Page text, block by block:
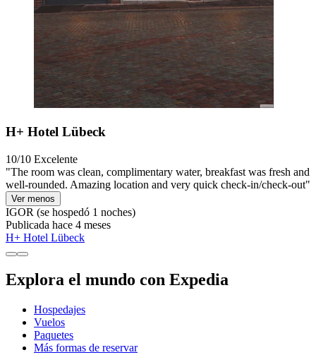
H+ Hotel Lübeck
10/10 Excelente
"The room was clean, complimentary water, breakfast was fresh and
well-rounded. Amazing location and very quick check-in/check-out"
Ver menos
IGOR (se hospedó 1 noches)
Publicada hace 4 meses
H+ Hotel Lübeck
Explora el mundo con Expedia
Hospedajes
Vuelos
Paquetes
Más formas de reservar